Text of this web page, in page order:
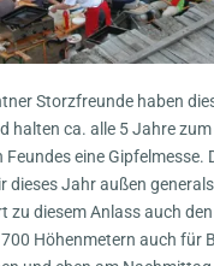
Storzfreunde haben
halten ca. alle 5 Jahre zum
eine Gipfelmesse.
dieses Jahr außen
zu diesem Anlass auch
Höhenmetern auch für